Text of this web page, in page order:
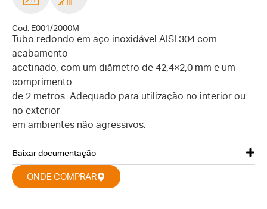
Cod: E001/2000M
Tubo redondo em aço inoxidável AISI 304 com
acabamento
acetinado, com um diâmetro de 42,4×2,0 mm e um
comprimento
de 2 metros. Adequado para utilização no interior ou
no exterior
em ambientes não agressivos.
Baixar documentação
ONDE COMPRAR